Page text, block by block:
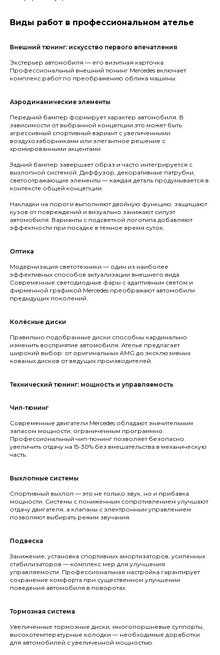
Виды работ в профессиональном ателье
Внешний тюнинг: искусство первого впечатления
Экстерьер автомобиля — его визитная карточка.
Профессиональный внешний тюнинг Mercedes включает
комплекс работ по преображению облика машины.
Аэродинамические элементы
Передний бампер формирует характер автомобиля. В
зависимости от выбранной концепции это может быть
агрессивный спортивный вариант с увеличенными
воздухозаборниками или элегантное решение с
хромированными акцентами.
Задний бампер завершает образ и часто интегрируется с
выхлопной системой. Диффузор, декоративные патрубки,
светоотражающие элементы — каждая деталь продумывается в
контексте общей концепции.
Накладки на пороги выполняют двойную функцию: защищают
кузов от повреждений и визуально занижают силуэт
автомобиля. Варианты с подсветкой логотипа добавляют
эффектности при посадке в тёмное время суток.
Оптика
Модернизация светотехники — один из наиболее
эффективных способов актуализации внешнего вида.
Современные светодиодные фары с адаптивным светом и
фирменной графикой Mercedes преображают автомобили
предыдущих поколений.
Колёсные диски
Правильно подобранные диски способны кардинально
изменить восприятие автомобиля. Ателье предлагает
широкий выбор: от оригинальных AMG до эксклюзивных
кованых дисков от ведущих производителей.
Технический тюнинг: мощность и управляемость
Чип-тюнинг
Современные двигатели Mercedes обладают значительным
запасом мощности, ограниченным программно.
Профессиональный чип-тюнинг позволяет безопасно
увеличить отдачу на 15-30% без вмешательства в механическую
часть.
Выхлопные системы
Спортивный выхлоп — это не только звук, но и прибавка
мощности. Системы с пониженным сопротивлением улучшают
отдачу двигателя, а клапаны с электронным управлением
позволяют выбирать режим звучания.
Подвеска
Занижение, установка спортивных амортизаторов, усиленных
стабилизаторов — комплекс мер для улучшения
управляемости. Профессиональная настройка гарантирует
сохранение комфорта при существенном улучшении
поведения автомобиля в поворотах.
Тормозная система
Увеличенные тормозные диски, многопоршневые суппорты,
высокотемпературные колодки — необходимые доработки
для автомобилей с увеличенной мощностью.
Отправить
Адрес: Московская область,
Северное Серково, 13
Телефоны: 8-926-9089933
Imperialtuning@mail.ru
Часы работы с 11:00 до 18:00
Mercedes
Наши работы
Bentley
Выхлопные системы
Обвесы
О компании
© Imperial Tuning, 2026
Все права защищены
Согласие на обработку данных
*** Информация на сайте не является публичной офертой